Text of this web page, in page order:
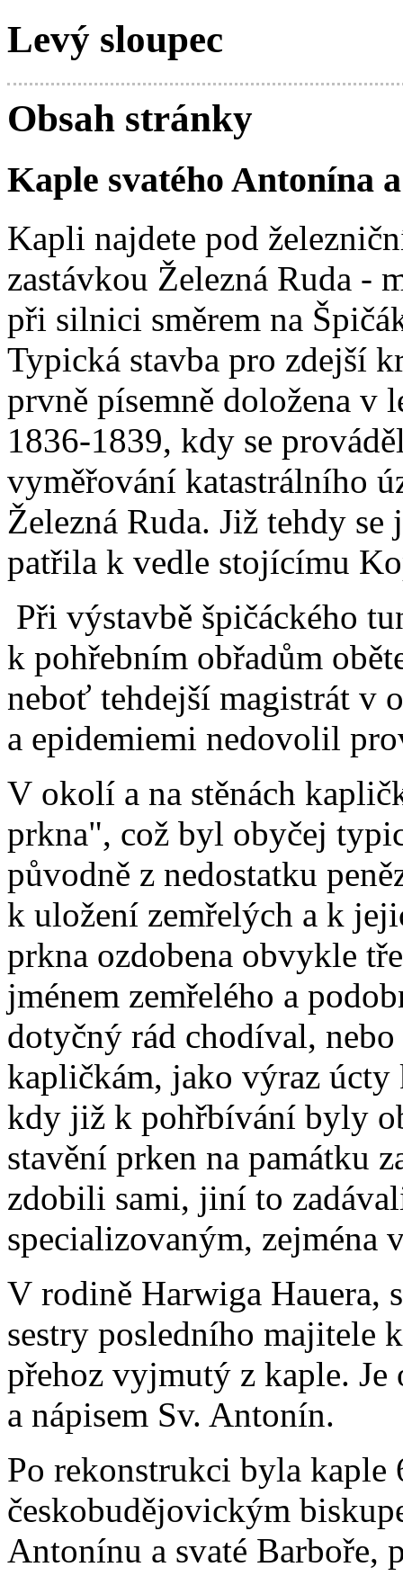
Levý sloupec
Obsah stránky
Kaple svatého Antonína
Kapli najdete pod
zastávkou Železná Ruda -
při silnici směrem na
Typická stavba pro zdejší
prvně písemně doložena v
1836-1839, kdy se
vyměřování katastrálního
Železná Ruda. Již tehdy
patřila k vedle stojícímu
Při výstavbě špičáckého
k pohřebním obřadům
neboť tehdejší magistrát v
a epidemiemi nedovolil
V okolí a na stěnách
prkna", což byl obyčej
původně z nedostatku
k uložení zemřelých a k
prkna ozdobena obvykle
jménem zemřelého a
dotyčný rád chodíval,
kapličkám, jako výraz úcty
kdy již k pohřbívání byly
stavění prken na památku
zdobili sami, jiní to
specializovaným, zejména
V rodině Harwiga Hauera,
sestry posledního majitele
přehoz vyjmutý z kaple.
a nápisem Sv. Antonín.
Po rekonstrukci byla kaple
českobudějovickým
Antonínu a svaté Barboře,